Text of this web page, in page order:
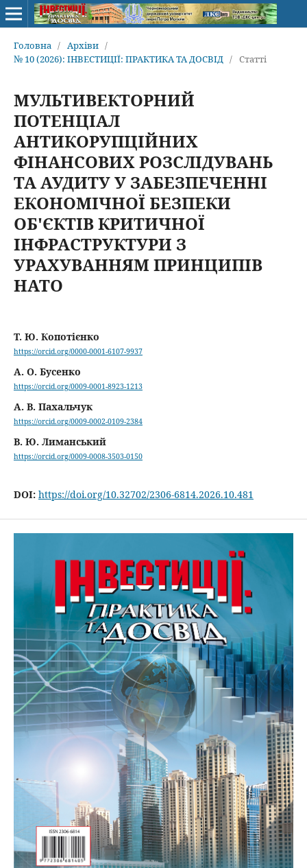
Головна / Архіви /
№ 10 (2026): ІНВЕСТИЦІЇ: ПРАКТИКА ТА ДОСВІД / Статті
МУЛЬТИВЕКТОРНИЙ
ПОТЕНЦІАЛ
АНТИКОРУПЦІЙНИХ
ФІНАНСОВИХ РОЗСЛІДУВАНЬ
ТА АУДИТУ У ЗАБЕЗПЕЧЕННІ
ЕКОНОМІЧНОЇ БЕЗПЕКИ
ОБ'ЄКТІВ КРИТИЧНОЇ
ІНФРАСТРУКТУРИ З
УРАХУВАННЯМ ПРИНЦИПІВ
НАТО
Т. Ю. Копотієнко
https://orcid.org/0000-0001-6107-9937
А. О. Бусенко
https://orcid.org/0009-0001-8923-1213
А. В. Пахальчук
https://orcid.org/0009-0002-0109-2384
В. Ю. Лиманський
https://orcid.org/0009-0008-3503-0150
DOI: https://doi.org/10.32702/2306-6814.2026.10.481